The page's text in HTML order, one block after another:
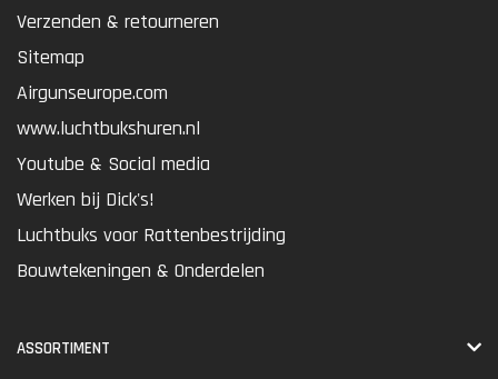
Verzenden & retourneren
Sitemap
Airgunseurope.com
www.luchtbukshuren.nl
Youtube & Social media
Werken bij Dick's!
Luchtbuks voor Rattenbestrijding
Bouwtekeningen & Onderdelen
ASSORTIMENT